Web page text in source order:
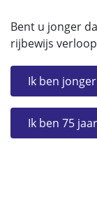
Bent u jonger
rijbewijs
Ik ben
Ik ben 75